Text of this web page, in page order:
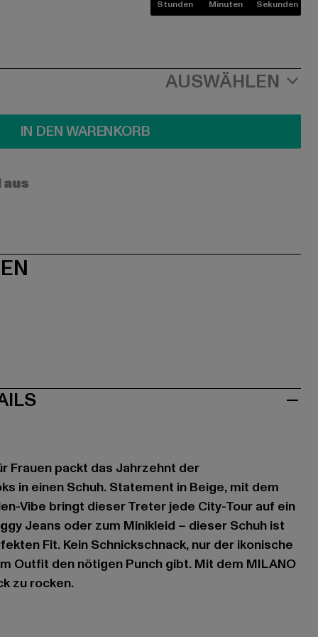
Stunden Minuten Sekunden
AUSWÄHLEN
IN DEN WARENKORB
Frauen packt das Jahrzehnt der
in einen Schuh. Statement in Beige, mit dem
Vibe bringt dieser Treter jede City-Tour auf ein
Jeans oder zum Minikleid – dieser Schuh ist
Fit. Kein Schnickschnack, nur der ikonische
Outfit den nötigen Punch gibt. Mit dem MILANO
zu rocken.